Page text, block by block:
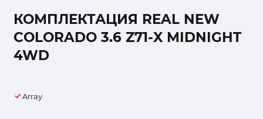
КОМПЛЕКТАЦИЯ REAL NEW
COLORADO 3.6 Z71-X MIDNIGHT
4WD
Array